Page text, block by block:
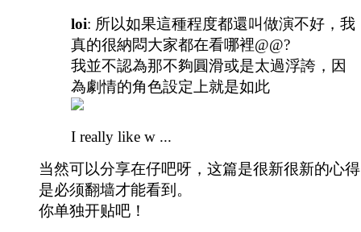
loi: 所以如果這種程度都還叫做演不好，我
真的很納悶大家都在看哪裡@@?
我並不認為那不夠圓滑或是太過浮誇，因
為劇情的角色設定上就是如此
I really like w ...
当然可以分享在仔吧呀，这篇是很新很新的心
是必须翻墙才能看到。
你单独开贴吧！